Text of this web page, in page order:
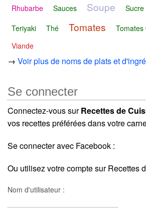
Rhubarbe Sauces Soupe Sucre
Teriyaki Thé Tomates Tomates
Viande
→ Voir plus de noms de plats et
Se connecter
Connectez-vous surRecettes de
vos recettes préférées dans votre
Se connecter avec Facebook :
Ou utilisez votre compte sur Recettes
Nom d'utilisateur :